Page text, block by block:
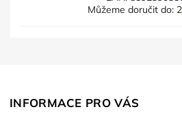
Můžeme doručit do:
INFORMACE PRO VÁS